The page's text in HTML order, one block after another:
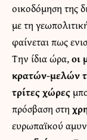
οικοδόμηση της
με τη
φαίνεται πως
Την ίδια ώρα,οι
κρατών-μελών
τρίτες χώρες
πρόσβαση στη
ευρωπαϊκού